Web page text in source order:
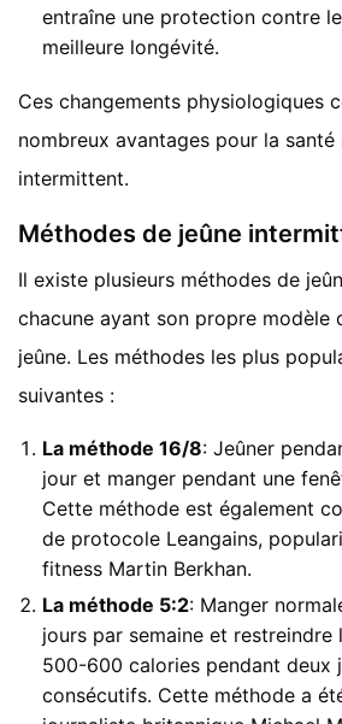
entraîne une protection contre
meilleure longévité.
Ces changements physiologiques
nombreux avantages pour la santé
intermittent.
Méthodes de jeûne
Il existe plusieurs méthodes de
chacune ayant son propre modèle
jeûne. Les méthodes les plus
suivantes :
La méthode 16/8: Jeûner
jour et manger pendant une
Cette méthode est également
de protocole Leangains,
fitness Martin Berkhan.
La méthode 5:2: Manger
jours par semaine et
500-600 calories pendant deux
consécutifs. Cette méthode a